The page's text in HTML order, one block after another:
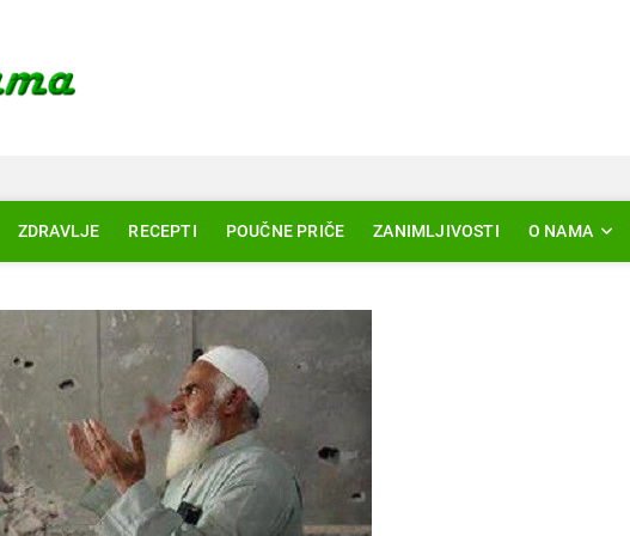
ZDRAVLJE RECEPTI POUČNE PRIČE ZANIMLJIVOSTI O NAMA